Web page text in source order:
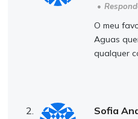
•
O meu
Aguas
qualquer
Sofia